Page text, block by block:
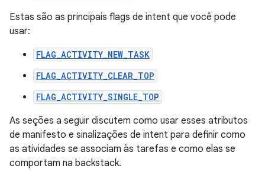
Estas são as principais flags de intent que você pode
usar:
FLAG_ACTIVITY_NEW_TASK
FLAG_ACTIVITY_CLEAR_TOP
FLAG_ACTIVITY_SINGLE_TOP
As seções a seguir discutem como usar esses atributos
de manifesto e sinalizações de intent para definir como
as atividades se associam às tarefas e como elas se
comportam na backstack.